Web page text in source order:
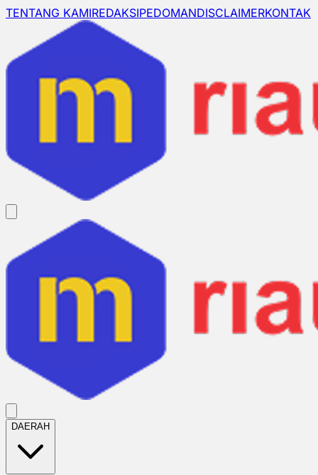
TENTANG KAMIREDAKSIPEDOMANDISCLAIMERKONTAK
DAERAH